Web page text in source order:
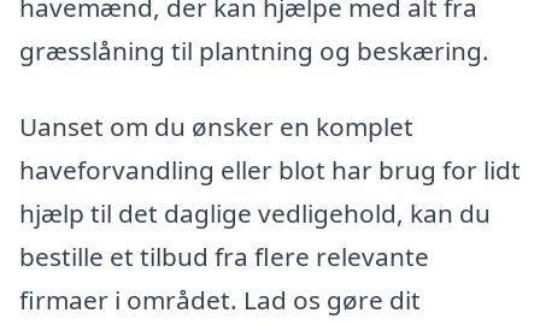
havemænd, der kan hjælpe med alt fra
græsslåning til plantning og beskæring.
Uanset om du ønsker en komplet
haveforvandling eller blot har brug for lidt
hjælp til det daglige vedligehold, kan du
bestille et tilbud fra flere relevante
firmaer i området. Lad os gøre dit